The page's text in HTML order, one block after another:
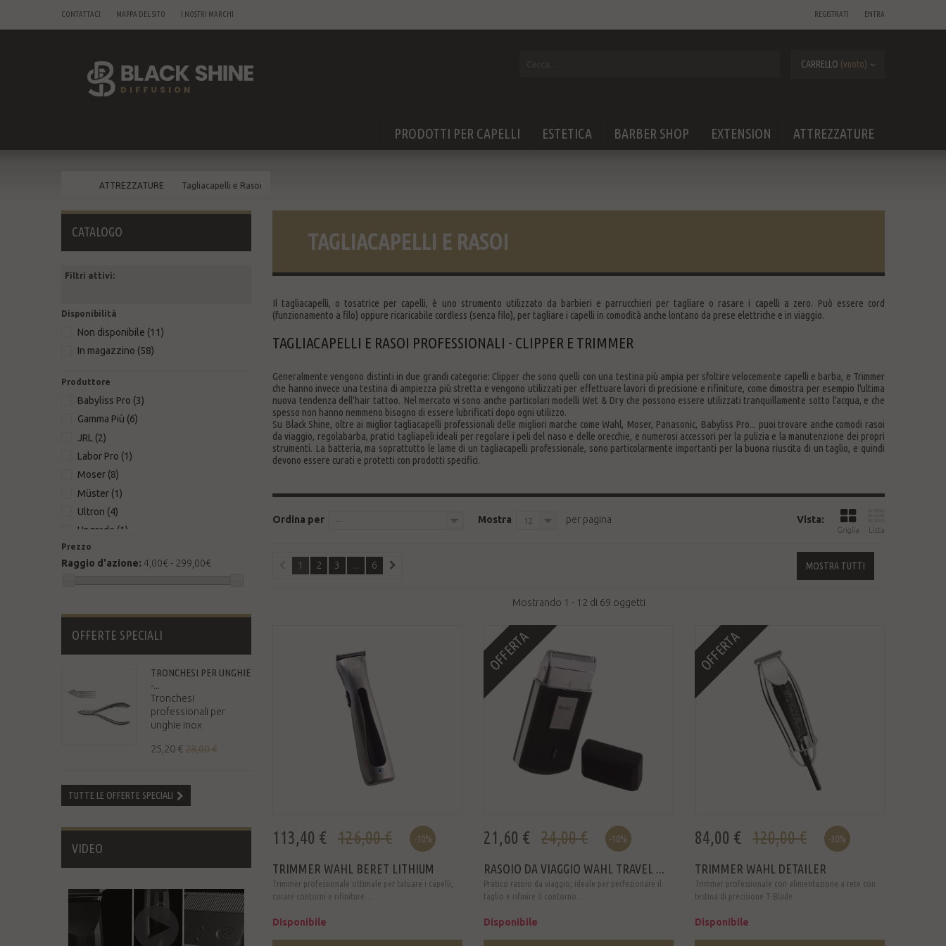
ENTRA
REGISTRATI
CONTATTACI MAPPA DEL SITO I NOSTRI MARCHI
CARRELLO (vuoto)
ATTREZZATURE
EXTENSION
BARBER SHOP
ESTETICA
PRODOTTI PER CAPELLI
ATTREZZATURE Tagliacapelli e Rasoi
CATALOGO
Filtri attivi:
Disponibilità
Non disponibile (11)
In magazzino (58)
Produttore
Babyliss Pro (3)
Gamma Più (6)
JRL (2)
Labor Pro (1)
Moser (8)
Müster (1)
Ultron (4)
Upgrade (1)
Wahl
Prezzo
Raggio d'azione: 4,00€ - 299,00€
OFFERTE SPECIALI
TRONCHESI PER UNGHIE
-...
Tronchesi
professionali per
unghie inox
25,20 €28,00 €
TUTTE LE OFFERTE SPECIALI
VIDEO
TAGLIACAPELLI E RASOI
Il tagliacapelli, o tosatrice per capelli, è uno strumento utilizzato da barbieri e parrucchieri per tagliare o rasare i capelli a zero. Può essere cord
(funzionamento a filo) oppure ricaricabile cordless (senza filo), per tagliare i capelli in comodità anche lontano da prese elettriche e in viaggio.
TAGLIACAPELLI E RASOI PROFESSIONALI - CLIPPER E TRIMMER
Generalmente vengono distinti in due grandi categorie: Clipper che sono quelli con una testina più ampia per sfoltire velocemente capelli e barba, e Trimmer
che hanno invece una testina di ampiezza più stretta e vengono utilizzati per effettuare lavori di precisione e rifiniture, come dimostra per esempio l'ultima
nuova tendenza dell'hair tattoo. Nel mercato vi sono anche particolari modelli Wet & Dry che possono essere utilizzati tranquillamente sotto l'acqua, e che
spesso non hanno nemmeno bisogno di essere lubrificati dopo ogni utilizzo.
Su Black Shine, oltre ai miglior tagliacapelli professionali delle migliori marche come Wahl, Moser, Panasonic, Babyliss Pro... puoi trovare anche comodi rasoi
da viaggio, regolabarba, pratici tagliapeli ideali per regolare i peli del naso e delle orecchie, e numerosi accessori per la pulizia e la manutenzione dei propri
strumenti. La batteria, ma soprattutto le lame di un tagliacapelli professionale, sono particolarmente importanti per la buona riuscita di un taglio, e quindi
devono essere curati e protetti con prodotti specifici.
Vista:
Griglia Lista
Ordina per -- Mostra 12 per pagina
MOSTRA TUTTI
1 2 3 ... 6
Mostrando 1 - 12 di 69 oggetti
113,40 € 126,00 € -10%
TRIMMER WAHL BERET LITHIUM
Trimmer professionale ottimale per tatuare i capelli,
curare contorni e rifiniture. ...
Disponibile
OFFERTA
21,60 € 24,00 € -10%
RASOIO DA VIAGGIO WAHL TRAVEL ...
Pratico rasoio da viaggio, ideale per perfezionare il
taglio e rifinire il contorno ...
Disponibile
OFFERTA
84,00 € 120,00 € -30%
TRIMMER WAHL DETAILER
Trimmer professionale con alimentazione a rete con
testina di precisione T-Blade.
Disponibile